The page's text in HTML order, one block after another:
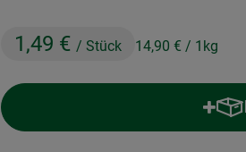
1,49 € / Stück 14,90 € / 1kg